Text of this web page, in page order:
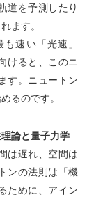
道を予測したり
ます。
速い「光速」
けると、このニ
す。ニュートン
るのです。
論と量子力学
は遅れ、空間は
ンの法則は「機
ために、アイン